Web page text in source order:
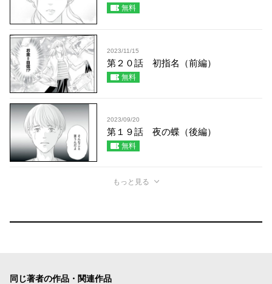
無料
2023/11/15
第２０話 初指名（前編）
無料
2023/09/20
第１９話 夜の蝶（後編）
無料
もっと見る
同じ著者の作品・関連作品